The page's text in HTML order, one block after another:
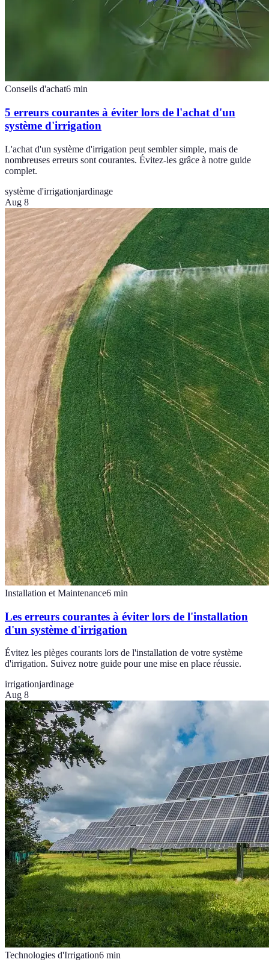
Conseils d'achat6 min
5 erreurs courantes à éviter lors de l'achat d'un
système d'irrigation
L'achat d'un système d'irrigation peut sembler simple, mais de
nombreuses erreurs sont courantes. Évitez-les grâce à notre guide
complet.
système d'irrigationjardinage
Aug 8
Installation et Maintenance6 min
Les erreurs courantes à éviter lors de l'installation
d'un système d'irrigation
Évitez les pièges courants lors de l'installation de votre système
d'irrigation. Suivez notre guide pour une mise en place réussie.
irrigationjardinage
Aug 8
Technologies d'Irrigation6 min